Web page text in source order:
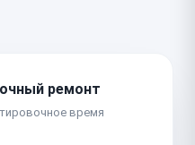
ремонт
время